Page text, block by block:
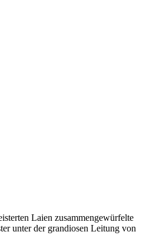
Laien zusammengewürfelte
unter der grandiosen Leitung von